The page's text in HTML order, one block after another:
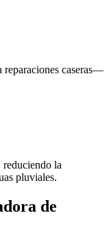
reparaciones caseras—
reduciendo la
pluviales.
de